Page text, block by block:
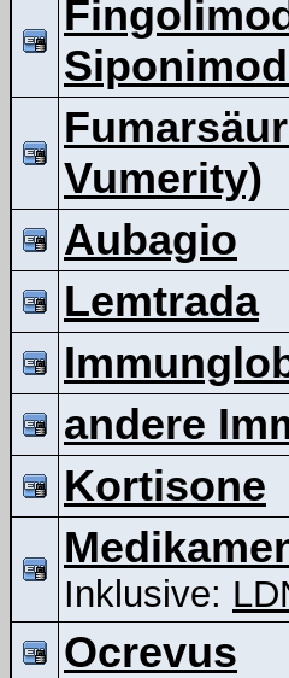
Vumerity)
Aubagio
Lemtrada
andere
Kortisone
Inklusive:
Ocrevus